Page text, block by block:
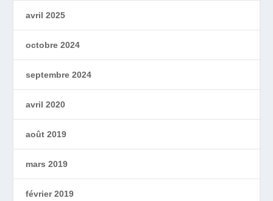
avril 2025
octobre 2024
septembre 2024
avril 2020
août 2019
mars 2019
février 2019